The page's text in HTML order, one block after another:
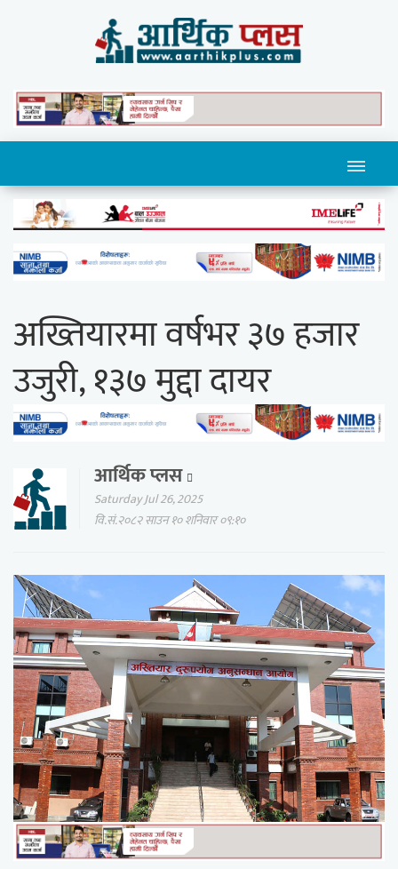
अख्तियारमा वर्षभर ३७ हजार
उजुरी, १३७ मुद्दा दायर
आर्थिक प्लस
Saturday Jul 26, 2025
वि.सं.२०८२ साउन १० शनिवार ०९:१०